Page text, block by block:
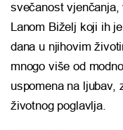
svečanost
Lanom Biželj koji ih
dana u njihovim
mnogo više od
uspomena na ljubav,
životnog poglavlja.